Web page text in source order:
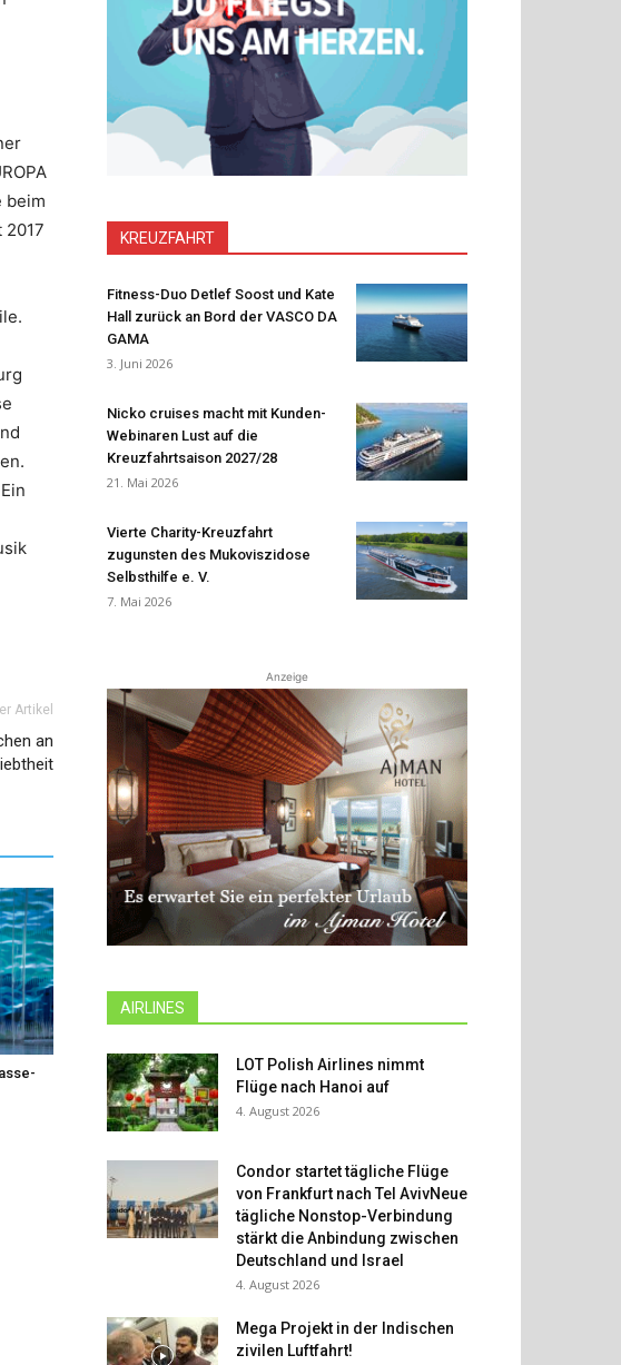
beim
2017
Artikel
an
KREUZFAHRT
Fitness-Duo Detlef Soost und Kate
Hall zurück an Bord der VASCO DA
GAMA
3. Juni 2026
Nicko cruises macht mit Kunden-
Webinaren Lust auf die
Kreuzfahrtsaison 2027/28
21. Mai 2026
Vierte Charity-Kreuzfahrt
zugunsten des Mukoviszidose
Selbsthilfe e. V.
7. Mai 2026
Anzeige
AIRLINES
LOT Polish Airlines nimmt
Flüge nach Hanoi auf
4. August 2026
Condor startet tägliche Flüge
von Frankfurt nach Tel AvivNeue
tägliche Nonstop-Verbindung
stärkt die Anbindung zwischen
Deutschland und Israel
4. August 2026
Mega Projekt in der Indischen
zivilen Luftfahrt!